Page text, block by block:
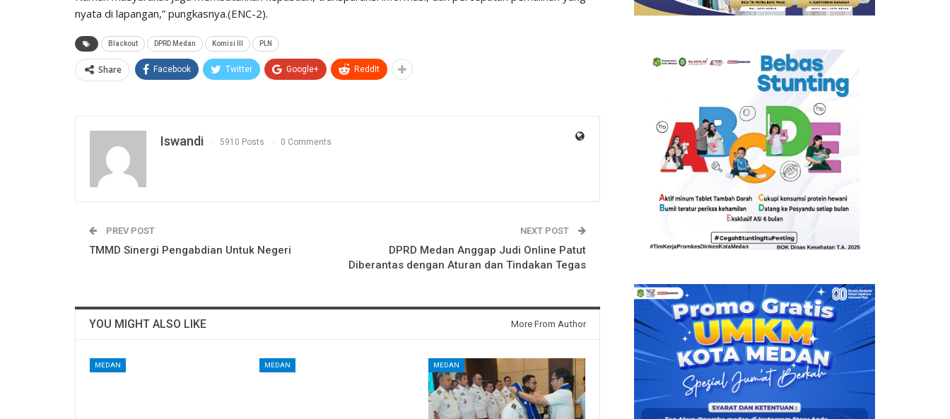
nyata di lapangan,” pungkasnya.(ENC-2).
Blackout DPRD Medan Komisi III PLN
Share Facebook Twitter Google+ ReddIt
Iswandi 5910 Posts 0 Comments
PREV POST
TMMD Sinergi Pengabdian Untuk Negeri
NEXT POST
DPRD Medan Anggap Judi Online Patut
Diberantas dengan Aturan dan Tindakan Tegas
YOU MIGHT ALSO LIKE More From Author
MEDAN MEDAN MEDAN